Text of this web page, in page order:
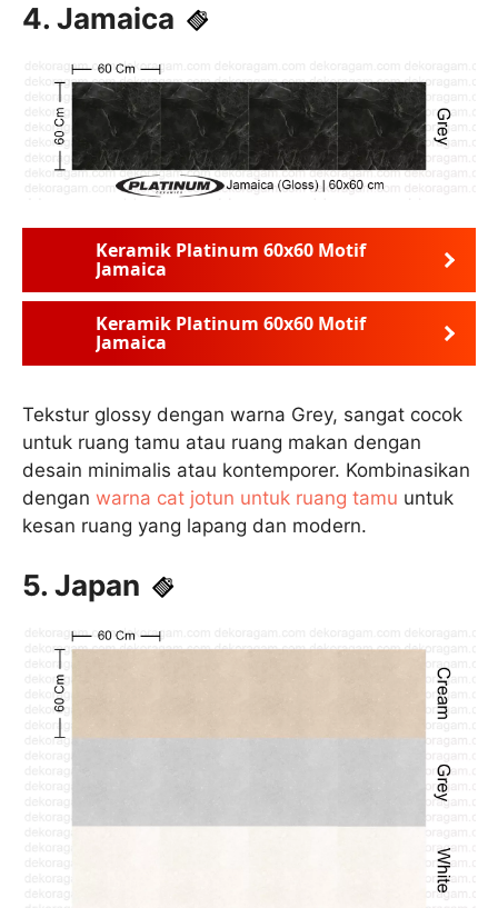
4. Jamaica
Keramik Platinum 60x60 Motif
Jamaica
Keramik Platinum 60x60 Motif
Jamaica
Tekstur glossy dengan warna Grey, sangat cocok
untuk ruang tamu atau ruang makan dengan
desain minimalis atau kontemporer. Kombinasikan
dengan warna cat jotun untuk ruang tamu untuk
kesan ruang yang lapang dan modern.
5. Japan